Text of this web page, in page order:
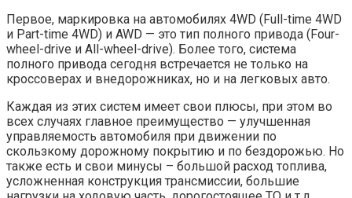
Первое, маркировка на автомобилях 4WD (Full-time 4WD
и Part-time 4WD) и AWD — это тип полного привода (Four-
wheel-drive и All-wheel-drive). Более того, система
полного привода сегодня встречается не только на
кроссоверах и внедорожниках, но и на легковых авто.
Каждая из этих систем имеет свои плюсы, при этом во
всех случаях главное преимущество — улучшенная
управляемость автомобиля при движении по
скользкому дорожному покрытию и по бездорожью. Но
также есть и свои минусы – большой расход топлива,
усложненная конструкция трансмиссии, большие